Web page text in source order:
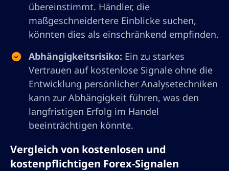
übereinstimmt. Händler, die
maßgeschneidertere Einblicke suchen,
könnten dies als einschränkend empfinden.
Abhängigkeitsrisiko: Ein zu starkes
Vertrauen auf kostenlose Signale ohne die
Entwicklung persönlicher Analysetechniken
kann zur Abhängigkeit führen, was den
langfristigen Erfolg im Handel
beeinträchtigen könnte.
Vergleich von kostenlosen und
kostenpflichtigen Forex-Signalen